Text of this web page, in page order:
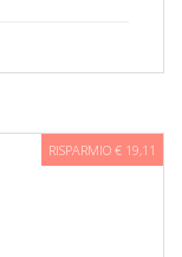
RISPARMIO € 19,11